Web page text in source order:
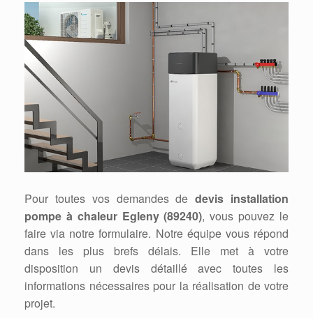
Pour toutes vos demandes dedevis installation
pompe à chaleur Egleny (89240), vous pouvez le
faire via notre formulaire. Notre équipe vous répond
dans les plus brefs délais. Elle met à votre
disposition un devis détaillé avec toutes les
informations nécessaires pour la réalisation de votre
projet.